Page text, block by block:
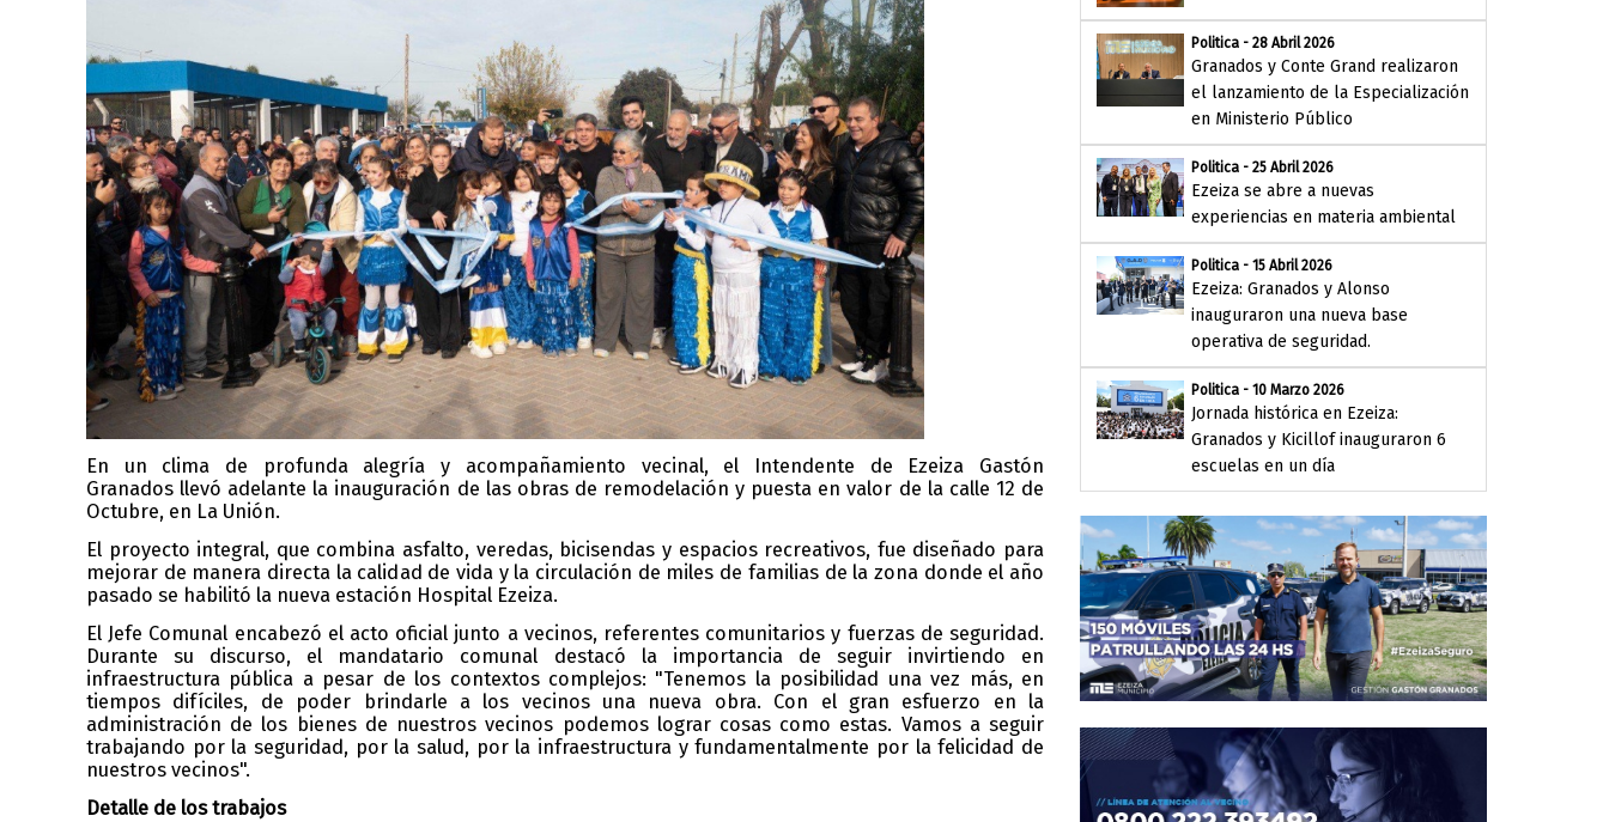
En un clima de profunda alegría y acompañamiento vecinal, el Intendente de Ezeiza Gastón
Granados llevó adelante la inauguración de las obras de remodelación y puesta en valor de la calle 12 de
Octubre, en La Unión.
El proyecto integral, que combina asfalto, veredas, bicisendas y espacios recreativos, fue diseñado para
mejorar de manera directa la calidad de vida y la circulación de miles de familias de la zonadonde el año
pasado se habilitó la nueva estación Hospital Ezeiza.
El Jefe Comunal encabezó el acto oficial junto a vecinos, referentes comunitarios y fuerzas de seguridad.
Durante su discurso, el mandatario comunal destacó la importancia de seguir invirtiendo en
infraestructura pública a pesar de los contextos complejos: "Tenemos la posibilidad una vez más, en
tiempos difíciles, de poder brindarle a los vecinos una nueva obra. Con el gran esfuerzo en la
administración de los bienes de nuestros vecinos podemos lograr cosas como estas. Vamos a seguir
trabajando por la seguridad, por la salud, por la infraestructura y fundamentalmente por la felicidad de
nuestros vecinos".
Detalle de los trabajos
Politica - 28 Abril 2026
Granados y Conte Grand realizaron
el lanzamiento de la Especialización
en Ministerio Público
Politica - 25 Abril 2026
Ezeiza se abre a nuevas
experiencias en materia ambiental
Politica - 15 Abril 2026
Ezeiza: Granados y Alonso
inauguraron una nueva base
operativa de seguridad.
Politica - 10 Marzo 2026
Jornada histórica en Ezeiza:
Granados y Kicillof inauguraron 6
escuelas en un día